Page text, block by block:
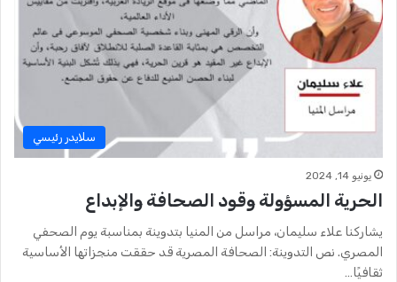
سلايدر رئيسي
يونيو 14, 2024
الحرية المسؤولة وقود الصحافة والإبداع
يشاركنا علاء سليمان، مراسل من المنيا بتدوينة بمناسبة يوم الصحفي
المصري. نص التدوينة: الصحافة المصرية قد حققت منجزاتها الأساسية
ثقافيًا…